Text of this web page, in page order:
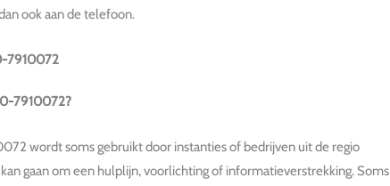
ook aan de telefoon.
7910072
7910072?
wordt soms gebruikt door instanties of bedrijven uit de regio
gaan om een hulplijn, voorlichting of informatieverstrekking. Soms